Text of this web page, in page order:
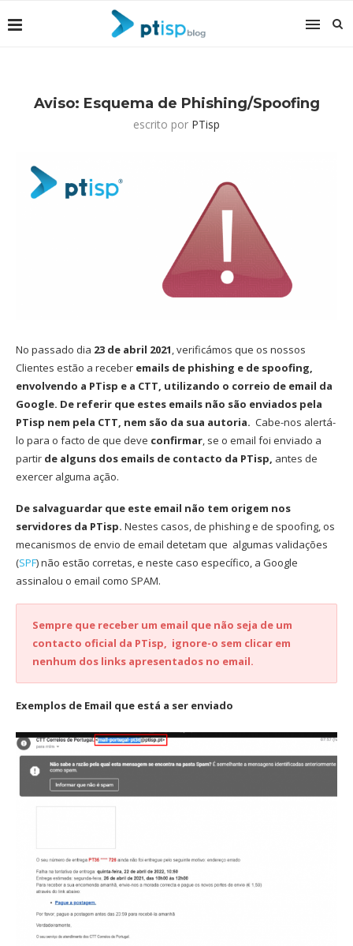
Aviso: Esquema de Phishing/Spoofing
escrito por PTisp
No passado dia 23 de abril 2021, verificámos que os nossos
Clientes estão a receber emails de phishing e de spoofing,
envolvendo a PTisp e a CTT, utilizando o correio de email da
Google. De referir que estes emails não são enviados pela
PTisp nem pela CTT, nem são da sua autoria. Cabe-nos alertá-
lo para o facto de que deve confirmar, se o email foi enviado a
partir de alguns dos emails de contacto da PTisp, antes de
exercer alguma ação.
De salvaguardar que este email não tem origem nos
servidores da PTisp. Nestes casos, de phishing e de spoofing, os
mecanismos de envio de email detetam que algumas validações
(SPF) não estão corretas, e neste caso específico, a Google
assinalou o email como SPAM.
Sempre que receber um email que não seja de um
contacto oficial da PTisp, ignore-o sem clicar em
nenhum dos links apresentados no email.
Exemplos de Email que está a ser enviado